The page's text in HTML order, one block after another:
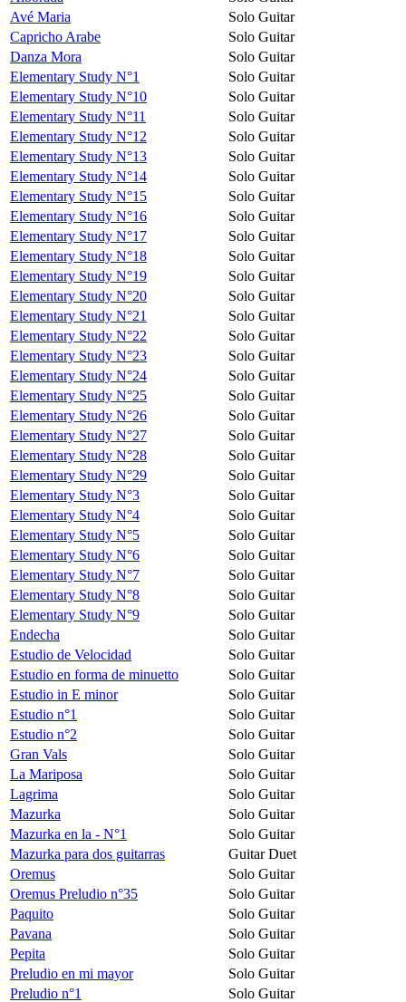
Avé Maria
Solo Guitar
Capricho Arabe
Solo Guitar
Danza Mora
Solo Guitar
Elementary Study N°1
Solo Guitar
Elementary Study N°10
Solo Guitar
Elementary Study N°11
Solo Guitar
Elementary Study N°12
Solo Guitar
Elementary Study N°13
Solo Guitar
Elementary Study N°14
Solo Guitar
Elementary Study N°15
Solo Guitar
Elementary Study N°16
Solo Guitar
Elementary Study N°17
Solo Guitar
Elementary Study N°18
Solo Guitar
Elementary Study N°19
Solo Guitar
Elementary Study N°20
Solo Guitar
Elementary Study N°21
Solo Guitar
Elementary Study N°22
Solo Guitar
Elementary Study N°23
Solo Guitar
Elementary Study N°24
Solo Guitar
Elementary Study N°25
Solo Guitar
Elementary Study N°26
Solo Guitar
Elementary Study N°27
Solo Guitar
Elementary Study N°28
Solo Guitar
Elementary Study N°29
Solo Guitar
Elementary Study N°3
Solo Guitar
Elementary Study N°4
Solo Guitar
Elementary Study N°5
Solo Guitar
Elementary Study N°6
Solo Guitar
Elementary Study N°7
Solo Guitar
Elementary Study N°8
Solo Guitar
Elementary Study N°9
Solo Guitar
Endecha
Solo Guitar
Estudio de Velocidad
Solo Guitar
Estudio en forma de minuetto
Solo Guitar
Estudio in E minor
Solo Guitar
Estudio n°1
Solo Guitar
Estudio n°2
Solo Guitar
Gran Vals
Solo Guitar
La Mariposa
Solo Guitar
Lagrima
Solo Guitar
Mazurka
Solo Guitar
Mazurka en la - N°1
Solo Guitar
Mazurka para dos guitarras
Guitar Duet
Oremus
Solo Guitar
Oremus Preludio n°35
Solo Guitar
Paquito
Solo Guitar
Pavana
Solo Guitar
Pepita
Solo Guitar
Preludio en mi mayor
Solo Guitar
Preludio n°1
Solo Guitar